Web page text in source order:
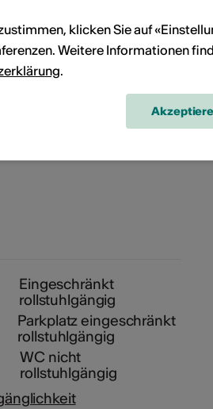
Eingeschränkt
rollstuhlgängig
Parkplatz eingeschränkt
rollstuhlgängig
WC nicht
rollstuhlgängig
klicken Sie auf
Weitere Informationen
.